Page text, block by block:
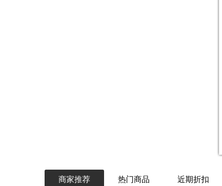
商家推荐 热门商品 近期折扣